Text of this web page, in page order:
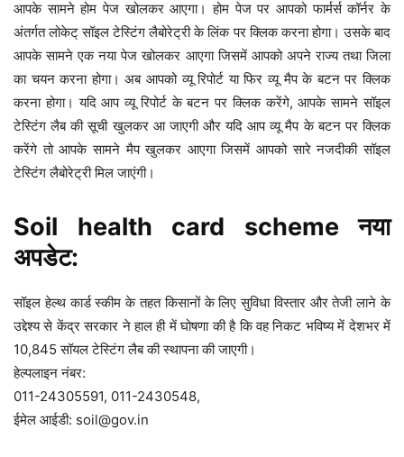
आपके सामने होम पेज खोलकर आएगा। होम पेज पर आपको फार्मर्स कॉर्नर के
अंतर्गत लोकेट् सॉइल टेस्टिंग लैबोरेट्री के लिंक पर क्लिक करना होगा। उसके बाद
आपके सामने एक नया पेज खोलकर आएगा जिसमें आपको अपने राज्य तथा जिला
का चयन करना होगा। अब आपको व्यू रिपोर्ट या फिर व्यू मैप के बटन पर क्लिक
करना होगा। यदि आप व्यू रिपोर्ट के बटन पर क्लिक करेंगे, आपके सामने सॉइल
टेस्टिंग लैब की सूची खुलकर आ जाएगी और यदि आप व्यू मैप के बटन पर क्लिक
करेंगे तो आपके सामने मैप खुलकर आएगा जिसमें आपको सारे नजदीकी सॉइल
टेस्टिंग लैबोरेट्री मिल जाएंगी।
Soil health card scheme नया
अपडेट:
सॉइल हेल्थ कार्ड स्कीम के तहत किसानों के लिए सुविधा विस्तार और तेजी लाने के
उद्देश्य से केंद्र सरकार ने हाल ही में घोषणा की है कि वह निकट भविष्य में देशभर में
10,845 सॉयल टेस्टिंग लैब की स्थापना की जाएगी।
हेल्पलाइन नंबर:
011-24305591, 011-2430548,
ईमेल आईडी: soil@gov.in